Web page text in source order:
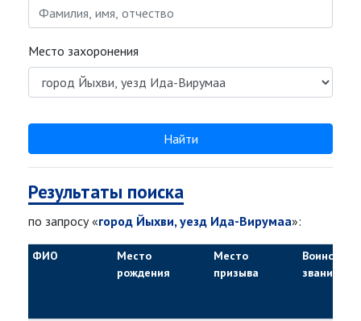
Место захоронения
Найти
Результаты поиска
по запросу «город Йыхви, уезд Ида-Вирумаа»:
ФИО
Место
рождения
Место
призыва
Воинское
звание